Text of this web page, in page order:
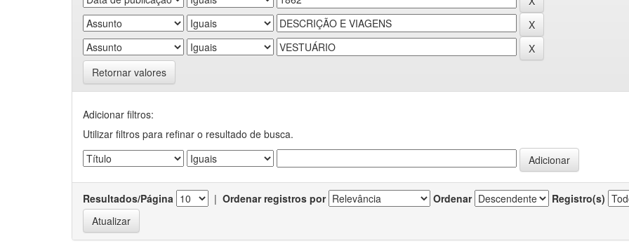
Retornar valores
Adicionar filtros:
Utilizar filtros para refinar o resultado de busca.
Resultados/Página | Ordenar registros por Ordenar Registro(s)